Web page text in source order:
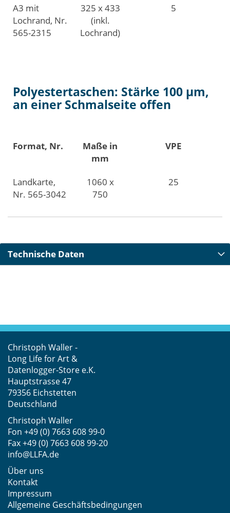
A3 mit
Lochrand, Nr.
565-2315
325 x 433
(inkl.
Lochrand)
5
Polyestertaschen: Stärke 100 µm,
an einer Schmalseite offen
Format, Nr.
Maße in
mm
VPE
Landkarte,
Nr. 565-3042
1060 x
750
25
Technische Daten
Christoph Waller -
Long Life for Art &
Datenlogger-Store e.K.
Hauptstrasse 47
79356 Eichstetten
Deutschland
Christoph Waller
Fon +49 (0) 7663 608 99-0
Fax +49 (0) 7663 608 99-20
info@LLFA.de
Über uns
Kontakt
Impressum
Allgemeine Geschäftsbedingungen